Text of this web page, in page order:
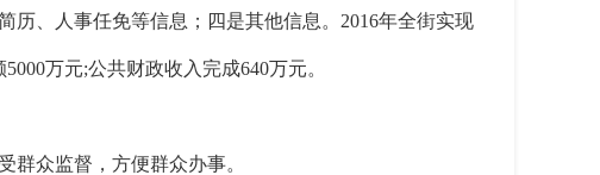
历、人事任免等信息；四是其他信息。2016年全街实现
5000万元;公共财政收入完成640万元。
众监督，方便群众办事。